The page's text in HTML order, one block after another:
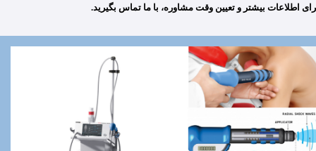
اطلاعات بیشتر و تعیین وقت مشاوره، با ما تماس بگیرید.